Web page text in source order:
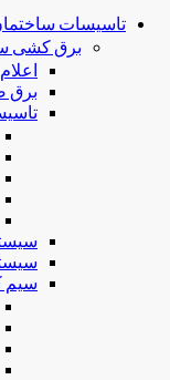
تاسیسات
برق کشی
برق
سیم